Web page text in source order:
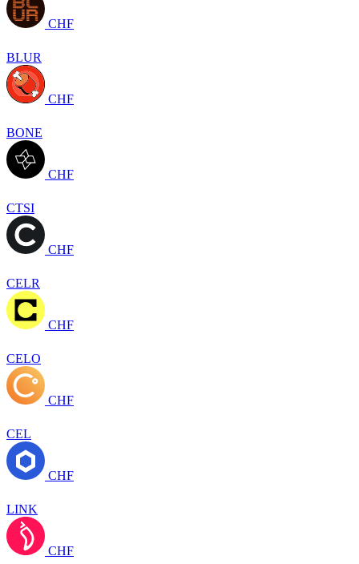
CHF
BLUR
CHF
BONE
CHF
CTSI
CHF
CELR
CHF
CELO
CHF
CEL
CHF
LINK
CHF